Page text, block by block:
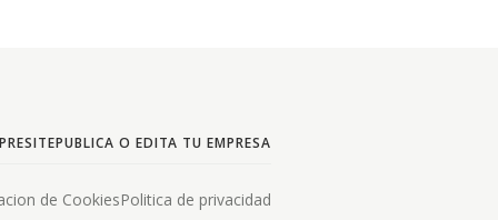
PUBLICA O EDITA TU EMPRESA
de CookiesPolitica de privacidad